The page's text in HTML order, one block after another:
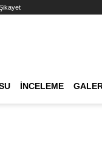
İNCELEME